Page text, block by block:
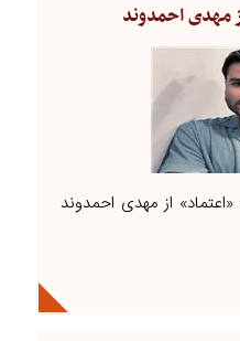
مهدی احمدوند
از مهدی احمدوند